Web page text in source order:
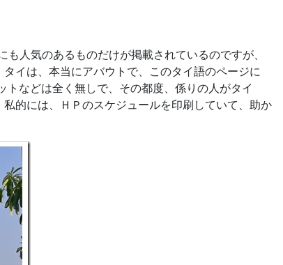
人気のあるものだけが掲載されているのですが、
イは、本当にアバウトで、このタイ語のページに
などは全く無しで、その都度、係りの人がタイ
的には、ＨＰのスケジュールを印刷していて、助か